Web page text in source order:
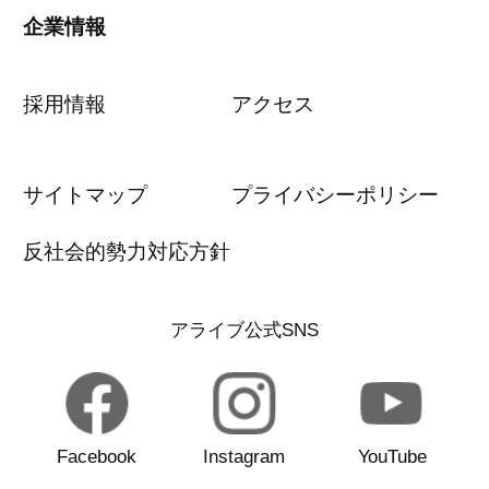
企業情報
採用情報 アクセス
サイトマップ プライバシーポリシー
反社会的勢力対応方針
アライブ公式SNS
Facebook Instagram YouTube